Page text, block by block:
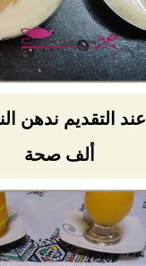
عند التقديم ندهن
ألف صحة